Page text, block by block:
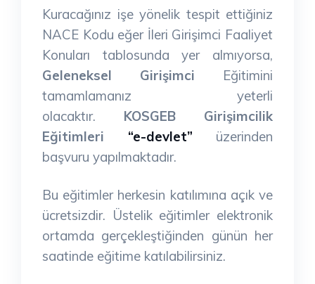
Kuracağınız işe yönelik tespit ettiğiniz
NACE Kodu eğer İleri Girişimci Faaliyet
Konuları tablosunda yer almıyorsa,
Geleneksel Girişimci Eğitimini
tamamlamanız yeterli
olacaktır. KOSGEB Girişimcilik
Eğitimleri
“e-devlet” üzerinden
başvuru yapılmaktadır.
Bu eğitimler herkesin katılımına açık ve
ücretsizdir. Üstelik eğitimler elektronik
ortamda gerçekleştiğinden günün her
saatinde eğitime katılabilirsiniz.